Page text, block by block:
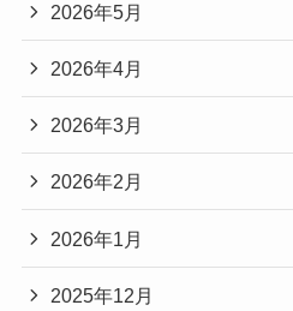
2026年5月
2026年4月
2026年3月
2026年2月
2026年1月
2025年12月